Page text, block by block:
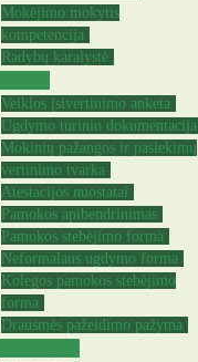
Mokėjimo mokytis
kompetencija
Radybų karalystė
Veiklos įsivertinimo anketa
Ugdymo turinio dokumentacija
Mokinių pažangos ir pasiekimų
vertinimo tvarka
Atestacijos nuostatai
Pamokos apibendrinimas
Pamokos stebėjimo forma
Neformalaus ugdymo forma
Kolegos pamokos stebėjimo
forma
Drausmės pažeidimo pažyma